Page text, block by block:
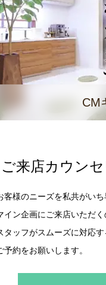
CM
ご来店カウン
客様のニーズを私共がいち
イン企画にご来店いただ
タッフがスムーズに対応
予約をお願いします。